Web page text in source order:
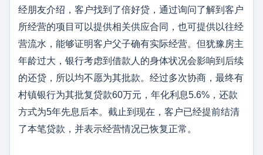
经朋友介绍，客户找到了倍好贷，通过询问了解到客户
所经营的项目可以提供相关供应合同，也可提供以往经
营流水，能够证明客户父子确有实际经营。但犹豫房主
年龄过大，银行考虑到借款人的身体状况会影响到后续
的还贷，所以均不愿为其批款。经过多次协商，最终有
村镇银行为其批复贷款60万元，年化利息5.6%，还款
方式为5年先息后本。截止到现在，客户已经提前结清
了本笔贷款，并表示经营情况已恢复正常。